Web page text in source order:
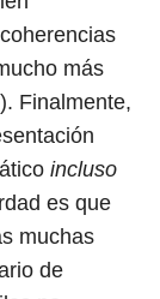
más
Finalmente,
incluso
es que
muchas
de